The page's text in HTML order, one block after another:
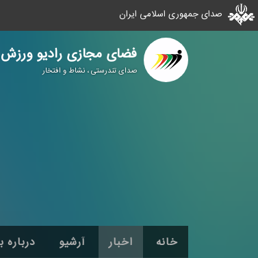
صدای جمهوری اسلامی ایران
فضای مجازی رادیو ورزش
صدای تندرستی ، نشاط و افتخار
خانه اخبار آرشیو درباره